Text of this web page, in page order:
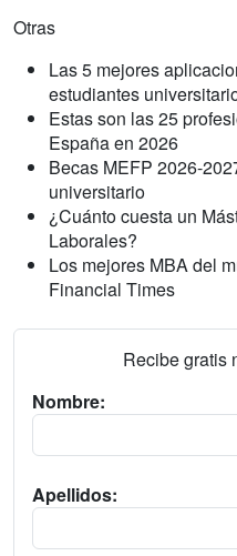
Otras
Las 5 mejores
estudiantes
Estas son las 25
España en 2026
Becas MEFP 2026-
universitario
¿Cuánto cuesta un
Laborales?
Los mejores MBA del
Financial Times
Recibe gratis
Nombre:
Apellidos: